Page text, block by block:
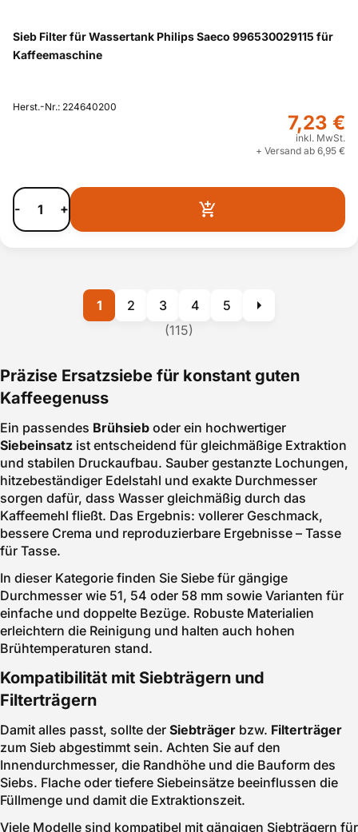
Sieb Filter für Wassertank Philips Saeco 996530029115 für
Kaffeemaschine
Herst.-Nr.: 224640200
7,23 €
inkl. MwSt.
+ Versand ab 6,95 €
- +
(115)
1 2 3 4 5
Präzise Ersatzsiebe für konstant guten
Kaffeegenuss
Ein passendes Brühsieb oder ein hochwertiger
Siebeinsatz ist entscheidend für gleichmäßige Extraktion
und stabilen Druckaufbau. Sauber gestanzte Lochungen,
hitzebeständiger Edelstahl und exakte Durchmesser
sorgen dafür, dass Wasser gleichmäßig durch das
Kaffeemehl fließt. Das Ergebnis: vollerer Geschmack,
bessere Crema und reproduzierbare Ergebnisse – Tasse
für Tasse.
In dieser Kategorie finden Sie Siebe für gängige
Durchmesser wie 51, 54 oder 58 mm sowie Varianten für
einfache und doppelte Bezüge. Robuste Materialien
erleichtern die Reinigung und halten auch hohen
Brühtemperaturen stand.
Kompatibilität mit Siebträgern und
Filterträgern
Damit alles passt, sollte der Siebträger bzw. Filterträger
zum Sieb abgestimmt sein. Achten Sie auf den
Innendurchmesser, die Randhöhe und die Bauform des
Siebs. Flache oder tiefere Siebeinsätze beeinflussen die
Füllmenge und damit die Extraktionszeit.
Viele Modelle sind kompatibel mit gängigen Siebträgern für